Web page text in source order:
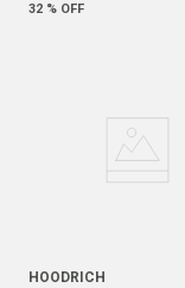
32 % OFF
HOODRICH